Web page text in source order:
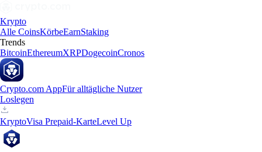
Krypto
Alle CoinsKörbeEarnStaking
Trends
BitcoinEthereumXRPDogecoinCronos
Crypto.com AppFür alltägliche Nutzer
Loslegen
KryptoVisa Prepaid-KarteLevel Up